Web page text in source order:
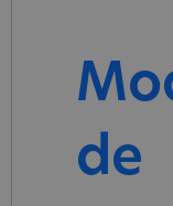
de